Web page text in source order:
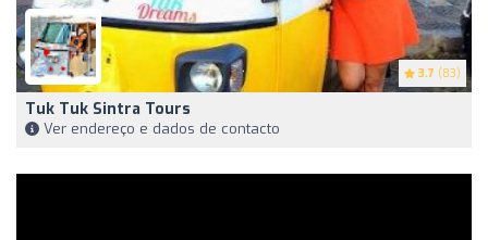
3.7 (83)
Tuk Tuk Sintra Tours
Ver endereço e dados de contacto